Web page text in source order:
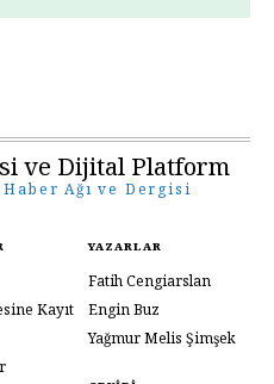
ve Dijital Platform
Ağı ve Dergisi
Kayıt
YAZARLAR
Fatih Cengiarslan
Engin Buz
Yağmur Melis Şimşek